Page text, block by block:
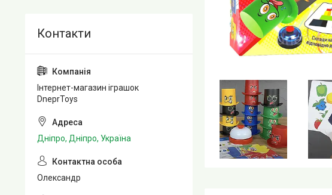
Інтернет-магазин іграшок
DneprToys
Дніпро, Дніпро, Україна
Олександр